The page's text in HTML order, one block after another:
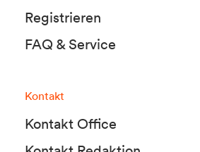
Registrieren
FAQ & Service
Kontakt
Kontakt Office